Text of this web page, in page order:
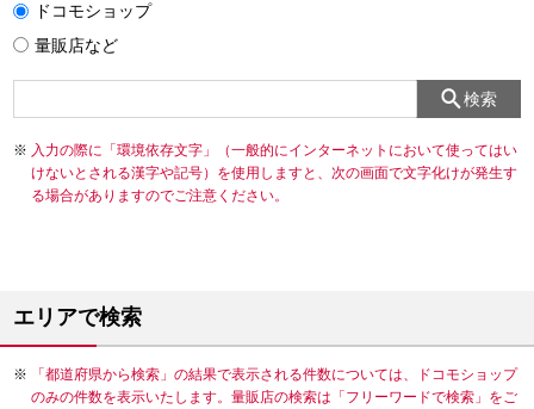
ドコモショップ
量販店など
検索
入力の際に「環境依存文字」（一般的にインターネットにおいて使ってはい
けないとされる漢字や記号）を使用しますと、次の画面で文字化けが発生す
る場合がありますのでご注意ください。
エリアで検索
「都道府県から検索」の結果で表示される件数については、ドコモショップ
のみの件数を表示いたします。量販店の検索は「フリーワードで検索」をご